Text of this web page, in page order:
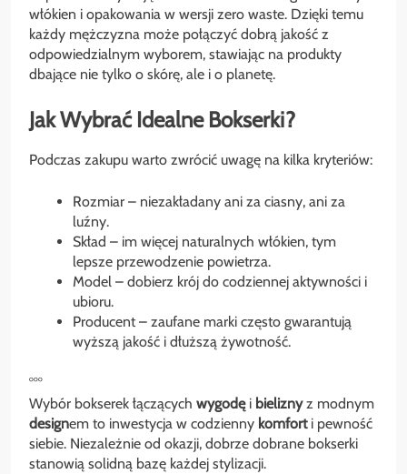
włókien i opakowania w wersji zero waste. Dzięki temu
każdy mężczyzna może połączyć dobrą jakość z
odpowiedzialnym wyborem, stawiając na produkty
dbające nie tylko o skórę, ale i o planetę.
Jak Wybrać Idealne Bokserki?
Podczas zakupu warto zwrócić uwagę na kilka kryteriów:
Rozmiar – niezakładany ani za ciasny, ani za
luźny.
Skład – im więcej naturalnych włókien, tym
lepsze przewodzenie powietrza.
Model – dobierz krój do codziennej aktywności i
ubioru.
Producent – zaufane marki często gwarantują
wyższą jakość i dłuższą żywotność.
°°°
Wybór bokserek łączących wygodęi bieliznyz modnym
designem to inwestycja w codzienny komforti pewność
siebie. Niezależnie od okazji, dobrze dobrane bokserki
stanowią solidną bazę każdej stylizacji.